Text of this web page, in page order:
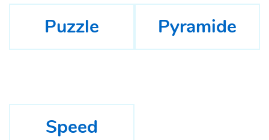
Puzzle Pyramide
Speed